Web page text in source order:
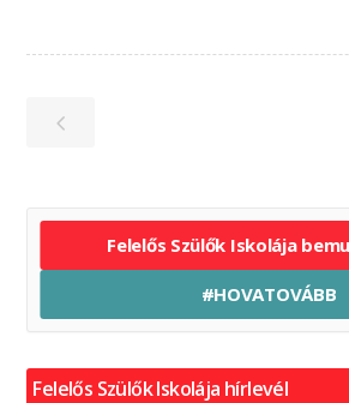
Felelős Szülők Iskolája
#HOVATOVÁBB
Felelős Szülők Iskolája hírlevél